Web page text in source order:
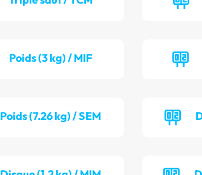
Poids (3 kg) / MIF
Poids (7.26 kg) / SEM